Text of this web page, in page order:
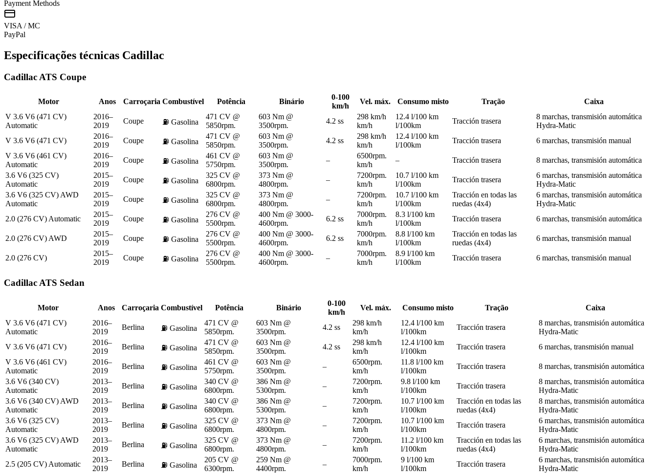
Payment Methods
VISA / MC
PayPal
Especificações técnicas Cadillac
Cadillac ATS Coupe
Motor Anos Carroçaria Combustível Potência Binário
0-100
km/h
Vel. máx. Consumo misto Tração
Caixa
V 3.6 V6 (471 CV)
Automatic
2016–
2019
Coupe ⛽ Gasolina
471 CV @
5850rpm.
603 Nm @
3500rpm.
4.2 ss
298 km/h
km/h
12.4 l/100 km
l/100km
Tracción trasera
8 marchas, transmisión automática
Hydra-Matic
V 3.6 V6 (471 CV)
2016–
2019
Coupe ⛽ Gasolina
471 CV @
5850rpm.
603 Nm @
3500rpm.
4.2 ss
298 km/h
km/h
12.4 l/100 km
l/100km
Tracción trasera
6 marchas, transmisión manual
V 3.6 V6 (461 CV)
Automatic
2016–
2019
Coupe ⛽ Gasolina
461 CV @
5750rpm.
603 Nm @
3500rpm.
–
6500rpm.
km/h
– Tracción trasera
8 marchas, transmisión automática
3.6 V6 (325 CV)
Automatic
2015–
2019
Coupe ⛽ Gasolina
325 CV @
6800rpm.
373 Nm @
4800rpm.
–
7200rpm.
km/h
10.7 l/100 km
l/100km
Tracción trasera
6 marchas, transmisión automática
Hydra-Matic
3.6 V6 (325 CV) AWD
Automatic
2015–
2019
Coupe ⛽ Gasolina
325 CV @
6800rpm.
373 Nm @
4800rpm.
–
7200rpm.
km/h
10.7 l/100 km
l/100km
Tracción en todas las
ruedas (4x4)
6 marchas, transmisión automática
Hydra-Matic
2.0 (276 CV) Automatic
2015–
2019
Coupe ⛽ Gasolina
276 CV @
5500rpm.
400 Nm @ 3000-
4600rpm.
6.2 ss
7000rpm.
km/h
8.3 l/100 km
l/100km
Tracción trasera 6 marchas, transmisión automática
2.0 (276 CV) AWD
2015–
2019
Coupe ⛽ Gasolina
276 CV @
5500rpm.
400 Nm @ 3000-
4600rpm.
6.2 ss
7000rpm.
km/h
8.8 l/100 km
l/100km
Tracción en todas las
ruedas (4x4)
6 marchas, transmisión manual
2.0 (276 CV)
2015–
2019
Coupe ⛽ Gasolina
276 CV @
5500rpm.
400 Nm @ 3000-
4600rpm.
–
7000rpm.
km/h
8.9 l/100 km
l/100km
Tracción trasera 6 marchas, transmisión manual
Cadillac ATS Sedan
Motor Anos Carroçaria Combustível Potência Binário
0-100
km/h
Vel. máx. Consumo misto Tração
Caixa
V 3.6 V6 (471 CV)
Automatic
2016–
2019
Berlina ⛽ Gasolina
471 CV @
5850rpm.
603 Nm @
3500rpm.
4.2 ss
298 km/h
km/h
12.4 l/100 km
l/100km
Tracción trasera
8 marchas, transmisión automática
Hydra-Matic
V 3.6 V6 (471 CV)
2016–
2019
Berlina ⛽ Gasolina
471 CV @
5850rpm.
603 Nm @
3500rpm.
4.2 ss
298 km/h
km/h
12.4 l/100 km
l/100km
Tracción trasera
6 marchas, transmisión manual
V 3.6 V6 (461 CV)
Automatic
2016–
2019
Berlina ⛽ Gasolina
461 CV @
5750rpm.
603 Nm @
3500rpm.
–
6500rpm.
km/h
11.8 l/100 km
l/100km
Tracción trasera
8 marchas, transmisión automática
3.6 V6 (340 CV)
Automatic
2013–
2019
Berlina ⛽ Gasolina
340 CV @
6800rpm.
386 Nm @
5300rpm.
–
7200rpm.
km/h
9.8 l/100 km
l/100km
Tracción trasera
8 marchas, transmisión automática
Hydra-Matic
3.6 V6 (340 CV) AWD
Automatic
2013–
2019
Berlina ⛽ Gasolina
340 CV @
6800rpm.
386 Nm @
5300rpm.
–
7200rpm.
km/h
10.7 l/100 km
l/100km
Tracción en todas las
ruedas (4x4)
8 marchas, transmisión automática
Hydra-Matic
3.6 V6 (325 CV)
Automatic
2013–
2019
Berlina ⛽ Gasolina
325 CV @
6800rpm.
373 Nm @
4800rpm.
–
7200rpm.
km/h
10.7 l/100 km
l/100km
Tracción trasera
6 marchas, transmisión automática
Hydra-Matic
3.6 V6 (325 CV) AWD
Automatic
2013–
2019
Berlina ⛽ Gasolina
325 CV @
6800rpm.
373 Nm @
4800rpm.
–
7200rpm.
km/h
11.2 l/100 km
l/100km
Tracción en todas las
ruedas (4x4)
6 marchas, transmisión automática
Hydra-Matic
2.5 (205 CV) Automatic
2013–
2019
Berlina ⛽ Gasolina
205 CV @
6300rpm.
259 Nm @
4400rpm.
–
7000rpm.
km/h
9 l/100 km
l/100km
Tracción trasera
6 marchas, transmisión automática
Hydra-Matic